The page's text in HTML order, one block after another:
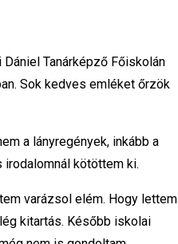
Tanárképző Főiskolán
Sok kedves emléket őrzök
a lányregények, inkább a
kötöttem ki.
varázsol elém. Hogy lettem
kitartás. Később iskolai